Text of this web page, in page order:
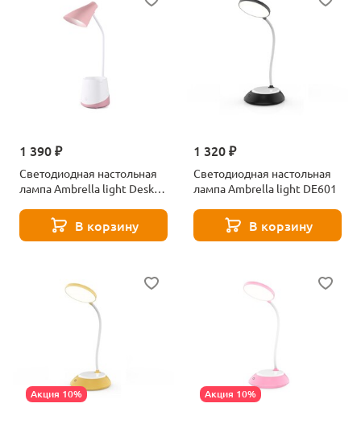
1 390 ₽
Светодиодная настольная
лампа Ambrella light Desk
В корзину
1 320 ₽
Светодиодная настольная
лампа Ambrella light DE601
В корзину
Акция 10% Акция 10%